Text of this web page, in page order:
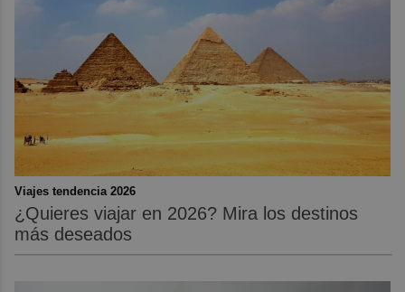
Viajes tendencia 2026
¿Quieres viajar en 2026? Mira los destinos
más deseados